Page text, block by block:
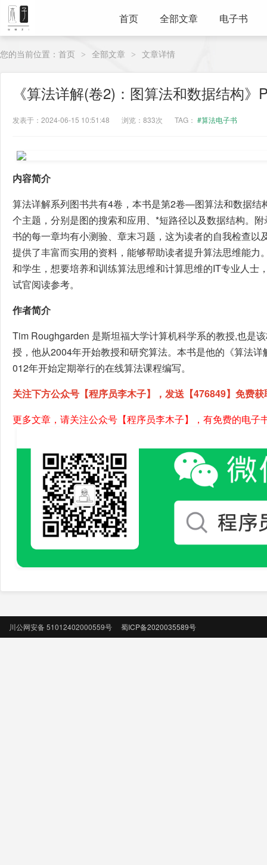
首页 全部文章 电子书
您的当前位置： 首页 > 全部文章 > 文章详情
《算法详解(卷2)：图算法和数据结构》
发表于：2024-06-15 10:51:48 浏览：833次 TAG： #算法电子书
内容简介
算法详解系列图书共有4卷，本书是第2卷—图算法和数据结
个主题，分别是图的搜索和应用、*短路径以及数据结构。
书的每一章均有小测验、章末习题，这为读者的自我检查以
提供了丰富而实用的资料，能够帮助读者提升算法思维能力
和学生，想要培养和训练算法思维和计算思维的IT专业人士
试官阅读参考。
作者简介
Tim Roughgarden 是斯坦福大学计算机科学系的教授,也是
授，他从2004年开始教授和研究算法。本书是他的《算法
012年开始定期举行的在线算法课程编写。
关注下方公众号【程序员李木子】，发送【476849】免费获
更多文章，请关注公众号【程序员李木子】，有免费的电子
川公网安备 51012402000559号 蜀ICP备2020035589号